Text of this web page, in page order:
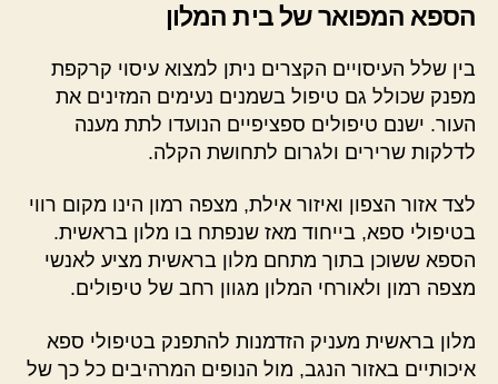
הספא המפואר של בית המלון
בין שלל העיסויים הקצרים ניתן למצוא עיסוי קרקפת
מפנק שכולל גם טיפול בשמנים נעימים המזינים את
העור. ישנם טיפולים ספציפיים הנועדו לתת מענה
לדלקות שרירים ולגרום לתחושת הקלה.
לצד אזור הצפון ואיזור אילת, מצפה רמון הינו מקום רווי
בטיפולי ספא, בייחוד מאז שנפתח בו מלון בראשית.
הספא ששוכן בתוך מתחם מלון בראשית מציע לאנשי
מצפה רמון ולאורחי המלון מגוון רחב של טיפולים.
מלון בראשית מעניק הזדמנות להתפנק בטיפולי ספא
איכותיים באזור הנגב, מול הנופים המרהיבים כל כך של